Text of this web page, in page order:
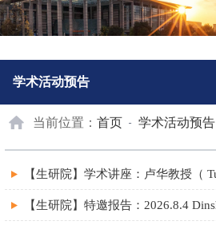
学术活动预告
当前位置： 首页 学术活动预告